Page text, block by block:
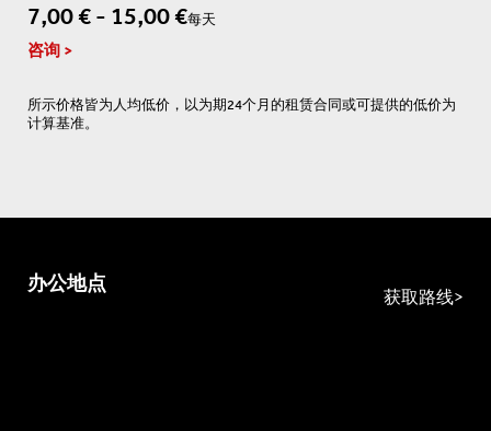
7,00 € - 15,00 €每天
咨询
所示价格皆为人均低价，以为期24个月的租赁合同或可提供的低价为
计算基准。
办公地点
获取路线